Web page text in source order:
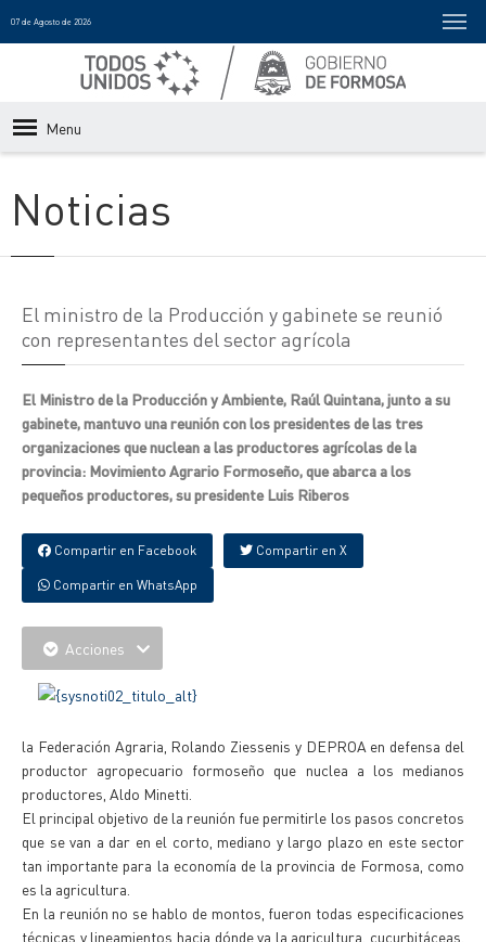
07 de Agosto de 2026
Menu
Noticias
El ministro de la Producción y gabinete se reunió
con representantes del sector agrícola
El Ministro de la Producción y Ambiente, Raúl Quintana, junto a su
gabinete, mantuvo una reunión con los presidentes de las tres
organizaciones que nuclean a las productores agrícolas de la
provincia: Movimiento Agrario Formoseño, que abarca a los
pequeños productores, su presidente Luis Riberos
Compartir en Facebook Compartir en X
Compartir en WhatsApp
Acciones
la Federación Agraria, Rolando Ziessenis y DEPROA en defensa del
productor agropecuario formoseño que nuclea a los medianos
productores, Aldo Minetti.
El principal objetivo de la reunión fue permitirle los pasos concretos
que se van a dar en el corto, mediano y largo plazo en este sector
tan importante para la economía de la provincia de Formosa, como
es la agricultura.
En la reunión no se hablo de montos, fueron todas especificaciones
técnicas y lineamientos hacia dónde va la agricultura, cucurbitáceas,